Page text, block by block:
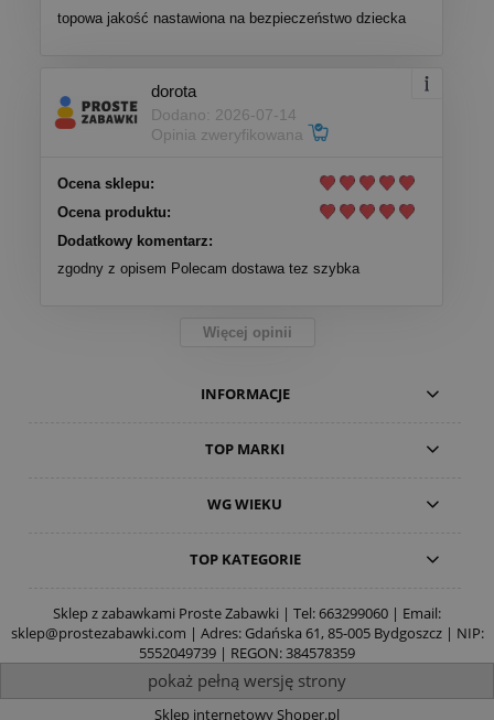
topowa jakość nastawiona na bezpieczeństwo dziecka
dorota
Dodano: 2026-07-14
Opinia zweryfikowana
Ocena sklepu:
Ocena produktu:
Dodatkowy komentarz:
zgodny z opisem Polecam dostawa tez szybka
Więcej opinii
INFORMACJE
TOP MARKI
WG WIEKU
TOP KATEGORIE
Sklep z zabawkami Proste Zabawki | Tel:663299060 | Email:
sklep@prostezabawki.com | Adres: Gdańska 61, 85-005 Bydgoszcz | NIP:
5552049739 | REGON: 384578359
pokaż pełną wersję strony
Sklep internetowy Shoper.pl